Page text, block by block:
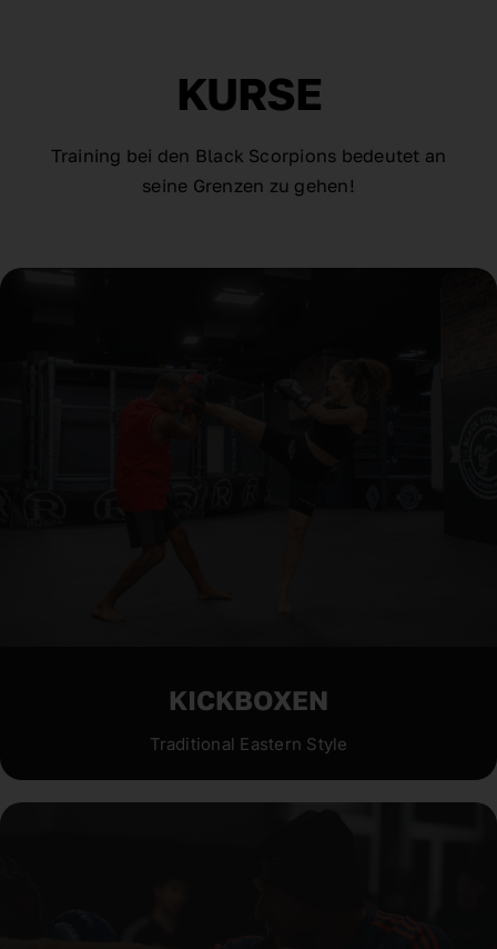
KURSE
Training bei den Black Scorpions bedeutet an
seine Grenzen zu gehen!
KICKBOXEN
Traditional Eastern Style